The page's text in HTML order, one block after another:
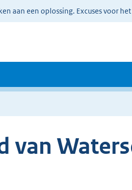
aan een oplossing. Excuses voor
van